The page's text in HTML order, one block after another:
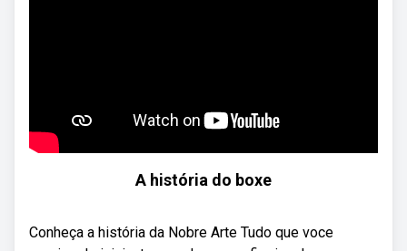
A história do boxe
Conheça a história da Nobre Arte Tudo que voce